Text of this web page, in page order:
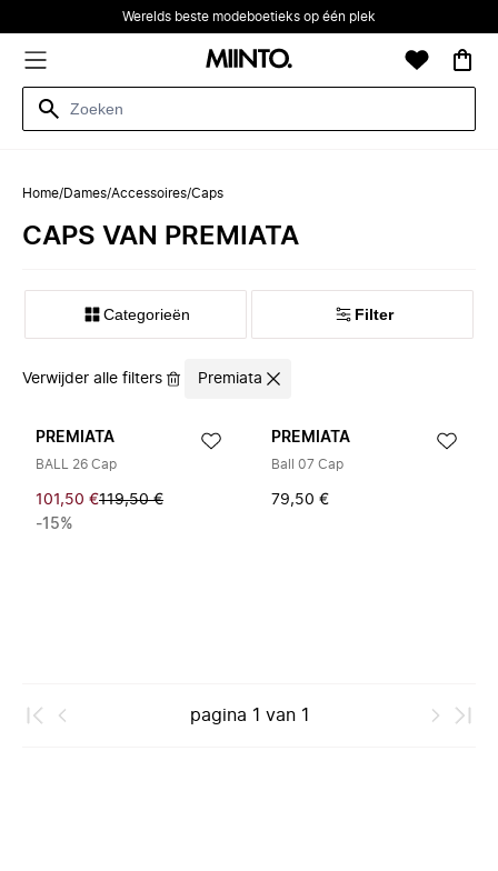
Werelds beste modeboetieks op één plek
Home/Dames/Accessoires/Caps
CAPS VAN PREMIATA
Categorieën Filter
Verwijder alle filters Premiata
PREMIATA
BALL 26 Cap
101,50 €119,50 €
-15%
PREMIATA
Ball 07 Cap
79,50 €
pagina 1 van 1